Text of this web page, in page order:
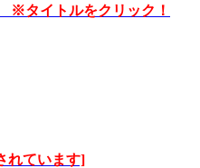
※タイトルをクリック！
れています]